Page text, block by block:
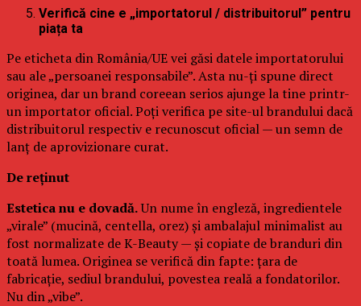
Verifică cine e „importatorul / distribuitorul” pentru
piața ta
Pe eticheta din România/UE vei găsi datele importatorului
sau ale „persoanei responsabile”. Asta nu-ți spune direct
originea, dar un brand coreean serios ajunge la tine printr-
un importator oficial. Poți verifica pe site-ul brandului dacă
distribuitorul respectiv e recunoscut oficial — un semn de
lanț de aprovizionare curat.
De reținut
Estetica nu e dovadă.Un nume în engleză, ingredientele
„virale” (mucină, centella, orez) și ambalajul minimalist au
fost normalizate de K-Beauty — și copiate de branduri din
toată lumea. Originea se verifică din fapte: țara de
fabricație, sediul brandului, povestea reală a fondatorilor.
Nu din „vibe”.